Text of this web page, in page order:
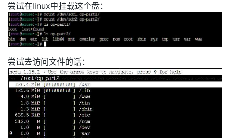
尝试在linux中挂载这个盘：
尝试去访问文件的话：